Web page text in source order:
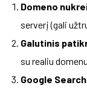
Domeno
serverį (gali
Galutinis
su realiu domenu
Google